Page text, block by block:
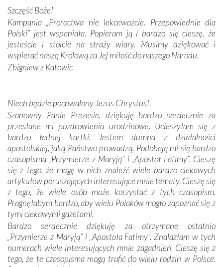
spotykaliśmy się z serdeczną otwartością
Portugalczyków. Podziwialiśmy ich ludową sztukę i
zwyczaje. Mimo że nasze kraje są od siebie bardzo
oddalone, w żaden sposób nie czuliśmy się obco.
Sprawiła to oczywiście sama Matka Boża, ale też
kulturowa bliskość biorąca swój początek w naszej
wspólnej wierze. Podczas wyjazdów do historycznych
mieliśmy okazję przekonać się, że Maryja swoją opieką
otacza nie tylko nasz naród, lecz wszystkie nacje, które
się Jej ufnie oddają, a także każdą osobę, która zawierza
Jej siebie oraz swych bliskich.
Dzieje Portugalii to również historia wierności Bogu i
odstępstw, także w życiu władców. Trudne momenty w
wymiarze tak osobistym, jak i zbiorowym, przypominają o
konieczności ciągłego zabiegania o własną duszę i o łaskę
Opatrzności. Wierność przynosi pomyślność –
przynajmniej w życiu duchowym. Odstępstwo owocuje
nieszczęściem i śmiercią. Te uniwersalne prawdy
przychodziły na myśl, gdy słuchaliśmy opowieści
przewodników o portugalskich monarchach i wodzach,
zwycięskich bitwach i nieszczęśliwych losach grzesznych
kochanków.
Szczęść Boże!
Kampania „Proroctwa nie lekceważcie. Przepowiednie dla
Polski” jest wspaniała. Popieram ją i bardzo się cieszę, że
jesteście i stoicie na straży wiary. Musimy dziękować i
wspierać naszą Królową za Jej miłość do naszego Narodu.
Zbigniew z Katowic
Niech będzie pochwalony Jezus Chrystus!
Szanowny Panie Prezesie, dziękuję bardzo serdecznie za
przesłane mi pozdrowienia urodzinowe. Ucieszyłam się z
bardzo ładnej kartki. Jestem dumna z działalności
apostolskiej, jaką Państwo prowadzą. Podobają mi się bardzo
czasopisma „Przymierze z Maryją” i „Apostoł Fatimy”. Cieszę
się z tego, że mogę w nich znaleźć wiele bardzo ciekawych
artykułów poruszających interesujące mnie tematy. Cieszę się
z tego, że wiele osób może korzystać z tych czasopism.
Pragnęłabym bardzo, aby wielu Polaków mogło zapoznać się z
tymi ciekawymi gazetami.
Bardzo serdecznie dziękuję za otrzymane ostatnio
„Przymierze z Maryją” i „Apostoła Fatimy”. Znalazłam w tych
numerach wiele interesujących mnie zagadnień. Cieszę się z
tego, że te czasopisma mogą trafić do wielu rodzin w Polsce.